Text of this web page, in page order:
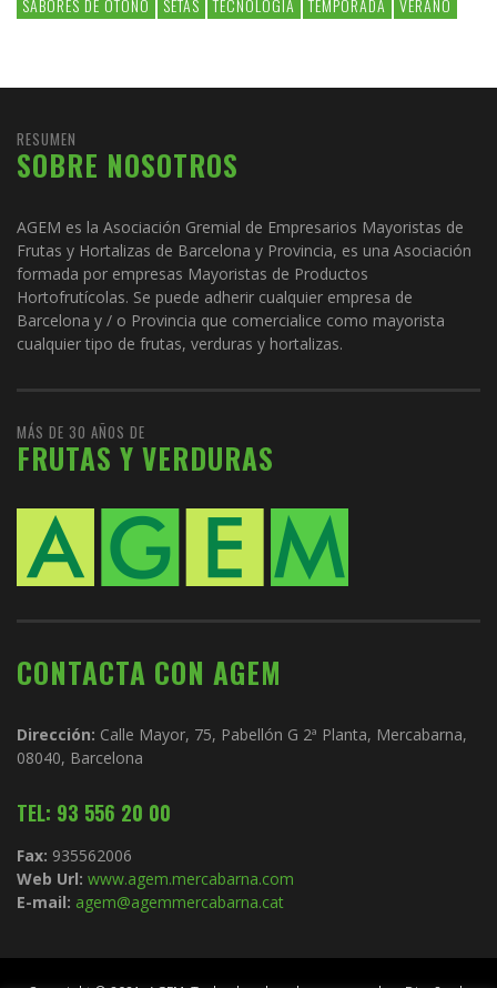
RESUMEN
SOBRE NOSOTROS
AGEM es la Asociación Gremial de Empresarios Mayoristas de
Frutas y Hortalizas de Barcelona y Provincia, es una Asociación
formada por empresas Mayoristas de Productos
Hortofrutícolas. Se puede adherir cualquier empresa de
Barcelona y / o Provincia que comercialice como mayorista
cualquier tipo de frutas, verduras y hortalizas.
MÁS DE 30 AÑOS DE
FRUTAS Y VERDURAS
CONTACTA CON AGEM
Dirección: Calle Mayor, 75, Pabellón G 2ª Planta, Mercabarna,
08040, Barcelona
TEL: 93 556 20 00
Fax: 935562006
Web Url: www.agem.mercabarna.com
E-mail: agem@agemmercabarna.cat